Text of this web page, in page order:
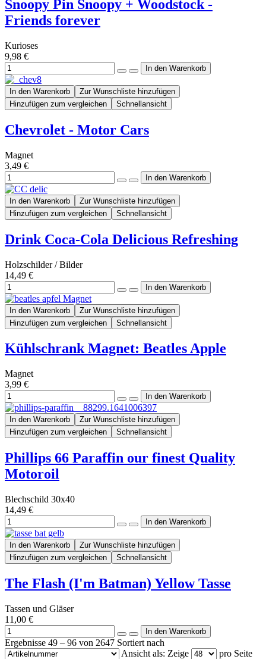
Snoopy Pin Snoopy + Woodstock -
Friends forever
Kurioses
9,98 €
In den Warenkorb
Zur Wunschliste hinzufügen
Hinzufügen zum vergleichen
Schnellansicht
Chevrolet - Motor Cars
Magnet
3,49 €
In den Warenkorb
Zur Wunschliste hinzufügen
Hinzufügen zum vergleichen
Schnellansicht
Drink Coca-Cola Delicious Refreshing
Holzschilder / Bilder
14,49 €
In den Warenkorb
Zur Wunschliste hinzufügen
Hinzufügen zum vergleichen
Schnellansicht
Kühlschrank Magnet: Beatles Apple
Magnet
3,99 €
In den Warenkorb
Zur Wunschliste hinzufügen
Hinzufügen zum vergleichen
Schnellansicht
Phillips 66 Paraffin our finest Quality
Motoroil
Blechschild 30x40
14,49 €
In den Warenkorb
Zur Wunschliste hinzufügen
Hinzufügen zum vergleichen
Schnellansicht
The Flash (I'm Batman) Yellow Tasse
Tassen und Gläser
11,00 €
Ergebnisse 49 – 96 von 2647 Sortiert nach
Ansicht als: Zeige
pro Seite